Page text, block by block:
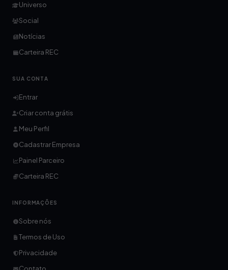
Universo
Social
Notícias
Carteira REC
SUA CONTA
Entrar
Criar conta grátis
Meu Perfil
Cadastrar Empresa
Painel Parceiro
Carteira REC
INFORMAÇÕES
Sobre nós
Termos de Uso
Privacidade